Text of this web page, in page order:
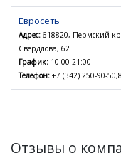
Евросеть
Адрес: 618820, Пермский
Свердлова, 62
График: 10:00-21:00
Телефон: +7 (342) 250-90-
Отзывы о